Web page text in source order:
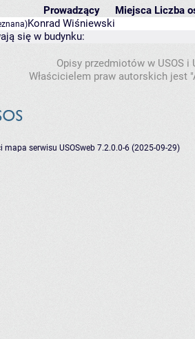
Prowadzący Miejsca Liczba
Konrad Wiśniewski
się w budynku:
Opisy przedmiotów w USOS
Właścicielem praw autorskich jest
mapa serwisu USOSweb 7.2.0.0-6 (2025-09-29)